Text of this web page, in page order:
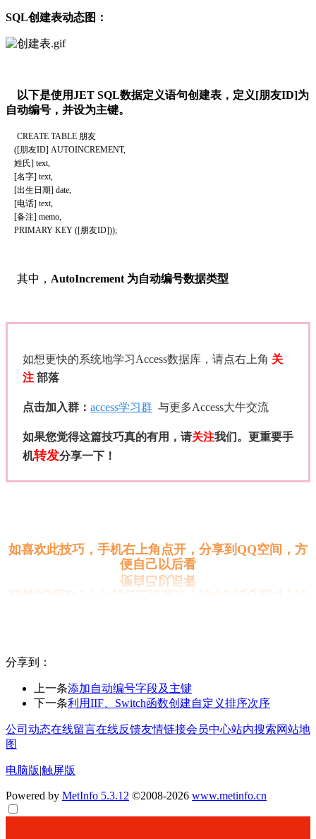
SQL创建表动态图：
以下是使用JET SQL数据定义语句创建表，定义[朋友ID]为
自动编号，并设为主键。
CREATE TABLE 朋友
([朋友ID] AUTOINCREMENT,
姓氏] text,
[名字] text,
[出生日期] date,
[电话] text,
[备注] memo,
PRIMARY KEY ([朋友ID]));
其中， AutoIncrement 为自动编号数据类型
如想更快的系统地学习Access数据库，请点右上角 关
注 部落
点击加入群： access学习群 与更多Access大牛交流
如果您觉得这篇技巧真的有用，请关注我们。更重要手
机转发分享一下！
如喜欢此技巧，手机右上角点开，分享到QQ空间，方
便自己以后看
分享到：
上一条添加自动编号字段及主键
下一条利用IIF、Switch函数创建自定义排序次序
公司动态在线留言在线反馈友情链接会员中心站内搜索网站地
图
电脑版 触屏版
Powered by MetInfo 5.3.12 ©2008-2026 www.metinfo.cn